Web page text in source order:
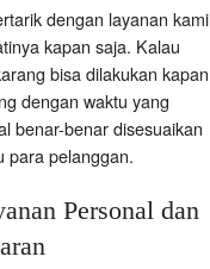
dengan layanan kami
kapan saja. Kalau
bisa dilakukan kapan
dengan waktu yang
benar-benar disesuaikan
para pelanggan.
Personal dan